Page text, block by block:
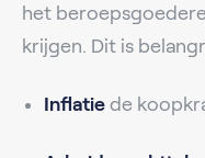
het
krijgen. Dit is
Inflatie de